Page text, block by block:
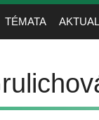
TÉMATA